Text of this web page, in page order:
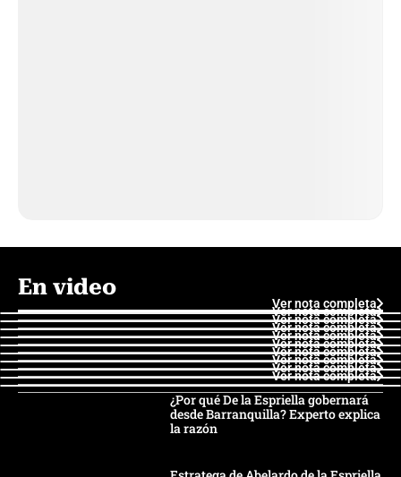
En video
Ver nota completa
Ver nota completa
Ver nota completa
Ver nota completa
Ver nota completa
Ver nota completa
Ver nota completa
Ver nota completa
Ver nota completa
Ver nota completa
¿Por qué De la Espriella gobernará
desde Barranquilla? Experto explica
la razón